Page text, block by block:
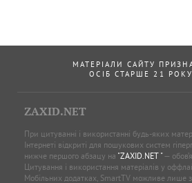
МАТЕРІАЛИ САЙТУ
ОСІБ СТАРШЕ 21
ZAXID.NET
При цитуванні і використанні будь-яких
Інтернеті відкриті для пошукових систем
нижче першого абзацу на "ZAXID.NET "—
Цитування і використання матеріалів у
Мобільних додатках, SmartTV можливе лише